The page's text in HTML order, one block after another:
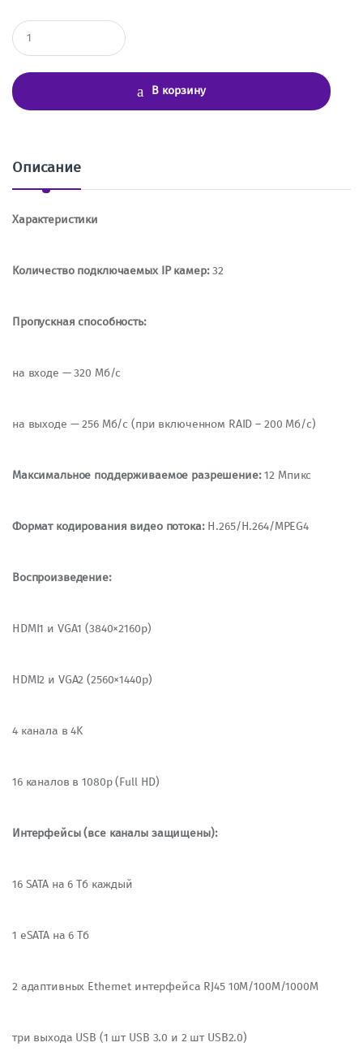
К
о
ч
е
В корзину
Описание
Характеристики
Количество подключаемых IP камер:32
Пропускная способность:
на входе — 320 Мб/с
на выходе — 256 Мб/с (при включенном RAID – 200 Мб/с)
Максимальное поддерживаемое разрешение:12 Мпикс
Формат кодирования видео потока:H.265/H.264/MPEG4
Воспроизведение:
HDMI1 и VGA1 (3840×2160р)
HDMI2 и VGA2 (2560×1440р)
4 канала в 4K
16 каналов в 1080p (Full HD)
Интерфейсы (все каналы защищены):
16 SATA на 6 Тб каждый
1 eSATA на 6 Тб
2 адаптивных Ethernet интерфейса RJ45 10М/100М/1000М
три выхода USB (1 шт USB 3.0 и 2 шт USB2.0)